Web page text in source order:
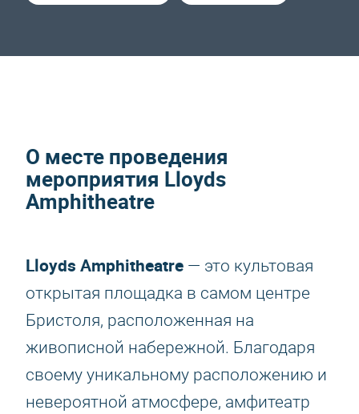
О месте проведения
мероприятия Lloyds
Amphitheatre
Lloyds Amphitheatre — это культовая
открытая площадка в самом центре
Бристоля, расположенная на
живописной набережной. Благодаря
своему уникальному расположению и
невероятной атмосфере, амфитеатр